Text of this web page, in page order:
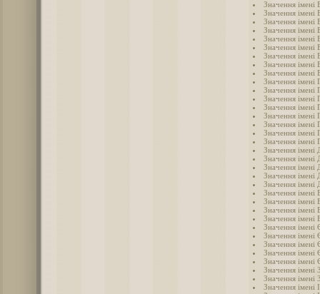
Значення імені
Значення імені
Значення імені
Значення імені
Значення імені
Значення імені
Значення
Значення імені
Значення імені
Значення імені
Значення імені
Значення імені
Значення імені
Значення імені
Значення імені
Значення імені
Значення імені
Значення імені
Значення імені
Значення імені
Значення імені
Значення імені
Значення імені
Значення імені
Значення імені
Значення імені
Значення імені
Значення імені
Значення імені
Значення імені
Значення імені
Значення імені
Значення імені
Значення імені